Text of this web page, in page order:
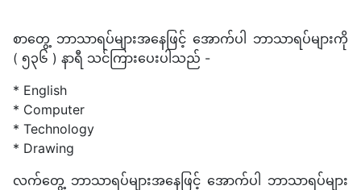
စာတွေ့ ဘာသာရပ်များအနေဖြင့် အောက်ပါ ဘာသာရပ်များကို
( ၅၃၆ ) နာရီ သင်ကြားပေးပါသည် -
* English
* Computer
* Technology
* Drawing
လက်တွေ့ ဘာသာရပ်များအနေဖြင့် အောက်ပါ ဘာသာရပ်များ